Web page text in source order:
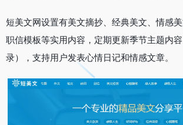
短美文网‌设置‌有美文摘抄、经典美文、情感
职信模板等实用内容，定期更新季节主题内
录），支持用户发表心情日记和情感文章。